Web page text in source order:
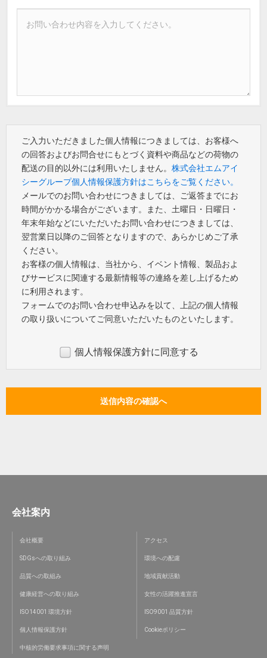
ご入力いただきました個人情報につきましては、お客様へ
の回答およびお問合せにもとづく資料や商品などの荷物の
配送の目的以外には利用いたしません。 株式会社エムアイ
シーグループ個人情報保護方針はこちらをご覧ください。
メールでのお問い合わせにつきましては、ご返答までにお
時間がかかる場合がございます。また、土曜日・日曜日・
年末年始などにいただいたお問い合わせにつきましては、
翌営業日以降のご回答となりますので、あらかじめご了承
ください。
お客様の個人情報は、当社から、イベント情報、製品およ
びサービスに関連する最新情報等の連絡を差し上げるため
に利用されます。
フォームでのお問い合わせ申込みを以て、上記の個人情報
の取り扱いについてご同意いただいたものといたします。
個人情報保護方針に同意する
会社案内
会社概要 アクセス
SDGsへの取り組み 環境への配慮
品質への取組み 地域貢献活動
健康経営への取り組み 女性の活躍推進宣言
ISO14001 環境方針 ISO9001 品質方針
個人情報保護方針 Cookieポリシー
中核的労働要求事項に関する声明